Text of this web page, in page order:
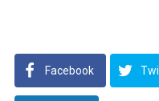
Facebook